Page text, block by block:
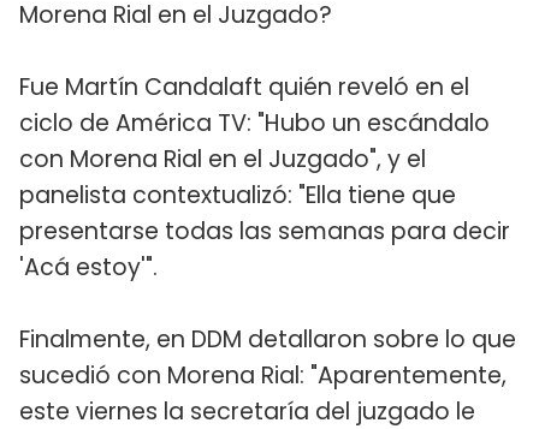
Morena Rial en el Juzgado?
Fue Martín Candalaft quién reveló en el
ciclo de América TV: "Hubo un escándalo
con Morena Rial en el Juzgado", y el
panelista contextualizó: "Ella tiene que
presentarse todas las semanas para decir
'Acá estoy'".
Finalmente, en DDM detallaron sobre lo que
sucedió con Morena Rial: "Aparentemente,
este viernes la secretaría del juzgado le